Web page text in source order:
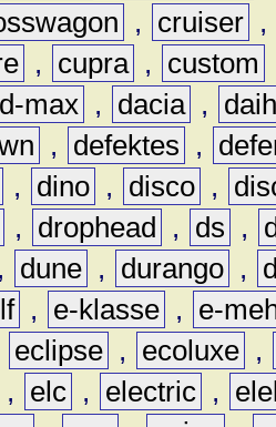
, cruiser ,
, cupra , custom
d-max , dacia ,
, defektes ,
, dino , disco ,
, drophead , ds ,
, dune , durango ,
, e-klasse ,
e-
eclipse , ecoluxe ,
, elc , electric ,